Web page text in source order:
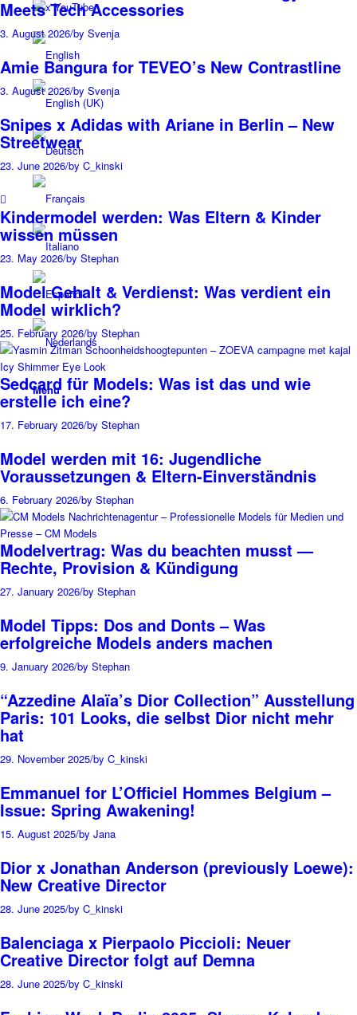
x YouTube
Menu
Meets Tech Accessories
3. August 2026/by Svenja
Amie Bangura for TEVEO’s New Contrastline
3. August 2026/by Svenja
Snipes x Adidas with Ariane in Berlin – New
Streetwear
23. June 2026/by C_kinski
Kindermodel werden: Was Eltern & Kinder
wissen müssen
23. May 2026/by Stephan
Model Gehalt & Verdienst: Was verdient ein
Model wirklich?
25. February 2026/by Stephan
Sedcard für Models: Was ist das und wie
erstelle ich eine?
17. February 2026/by Stephan
Model werden mit 16: Jugendliche
Voraussetzungen & Eltern-Einverständnis
6. February 2026/by Stephan
Modelvertrag: Was du beachten musst —
Rechte, Provision & Kündigung
27. January 2026/by Stephan
Model Tipps: Dos and Donts – Was
erfolgreiche Models anders machen
9. January 2026/by Stephan
“Azzedine Alaïa’s Dior Collection” Ausstellung
Paris: 101 Looks, die selbst Dior nicht mehr
hat
29. November 2025/by C_kinski
Emmanuel for L’Officiel Hommes Belgium –
Issue: Spring Awakening!
15. August 2025/by Jana
Dior x Jonathan Anderson (previously Loewe):
New Creative Director
28. June 2025/by C_kinski
Balenciaga x Pierpaolo Piccioli: Neuer
Creative Director folgt auf Demna
28. June 2025/by C_kinski